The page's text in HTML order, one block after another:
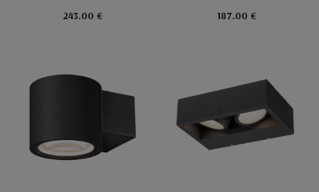
243.00 € 187.00 €